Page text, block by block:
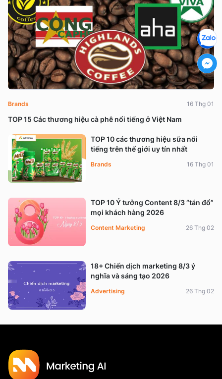
TOP 15 Các thương hiệu cà phê nổi tiếng ở Việt Nam
Brands 16 Thg 01
TOP 10 các thương hiệu sữa nổi
tiếng trên thế giới uy tín nhất
Brands 16 Thg 01
TOP 10 Ý tưởng Content 8/3 “tán đổ”
mọi khách hàng 2026
Content Marketing 26 Thg 02
18+ Chiến dịch marketing 8/3 ý
nghĩa và sáng tạo 2026
Advertising 26 Thg 02